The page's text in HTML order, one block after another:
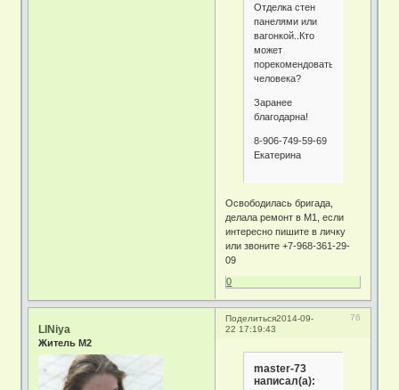
Отделка стен
панелями или
вагонкой..Кто
может
порекомендовать
человека?
Заранее
благодарна!
8-906-749-59-69
Екатерина
Освободилась бригада,
делала ремонт в М1, если
интересно пишите в личку
или звоните +7-968-361-29-
09
0
Поделиться 76
2014-09-
22 17:19:43
LINiya
Житель М2
master-73
написал(а):